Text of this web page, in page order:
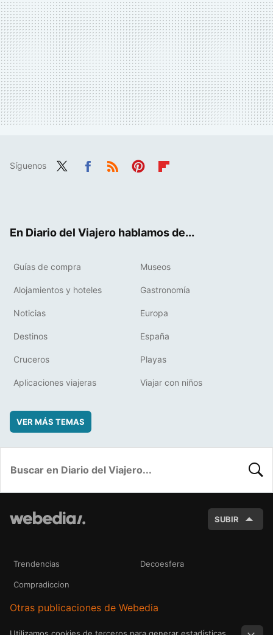
Síguenos
En Diario del Viajero hablamos de...
Guías de compra Museos
Alojamientos y hoteles Gastronomía
Noticias Europa
Destinos España
Cruceros Playas
Aplicaciones viajeras Viajar con niños
VER MÁS TEMAS
SUBIR
Trendencias Decoesfera
Compradiccion
Otras publicaciones de Webedia